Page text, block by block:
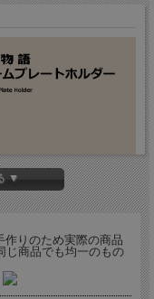
ーシリーズは、バラエ
▼
りのため実際の商品
じ商品でも均一のもの